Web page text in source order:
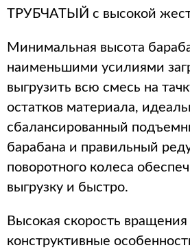
ТРУБЧАТЫЙ с высокой
Минимальная высота
наименьшими усилиями
выгрузить всю смесь на
остатков материала,
сбалансированный
барабана и правильный
поворотного колеса
выгрузку и быстро.
Высокая скорость
конструктивные